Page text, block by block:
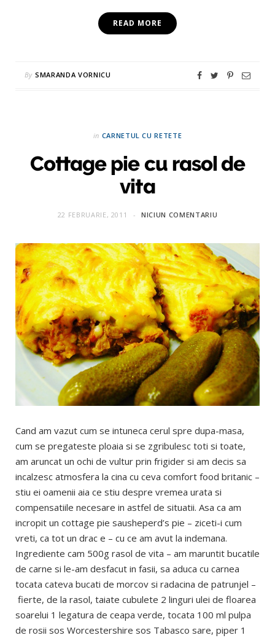
READ MORE
By SMARANDA VORNICU
in CARNETUL CU RETETE
Cottage pie cu rasol de
vita
22 FEBRUARIE, 2011 NICIUN COMENTARIU
Cand am vazut cum se intuneca cerul spre dupa-masa,
cum se pregateste ploaia si se zgribulesc toti si toate,
am aruncat un ochi de vultur prin frigider si am decis sa
incalzesc atmosfera la cina cu ceva comfort food britanic –
stiu ei oamenii aia ce stiu despre vremea urata si
compensatiile necesare in astfel de situatii. Asa ca am
incropit un cottage pie sausheperd’s pie – ziceti-i cum
vreti, ca tot un drac e – cu ce am avut la indemana.
Ingrediente cam 500g rasol de vita – am maruntit bucatile
de carne si le-am desfacut in fasii, sa aduca cu carnea
tocata cateva bucati de morcov si radacina de patrunjel –
fierte, de la rasol, taiate cubulete 2 linguri ulei de floarea
soarelui 1 legatura de ceapa verde, tocata 100 ml pulpa
de rosii sos Worcestershire sos Tabasco sare, piper 1